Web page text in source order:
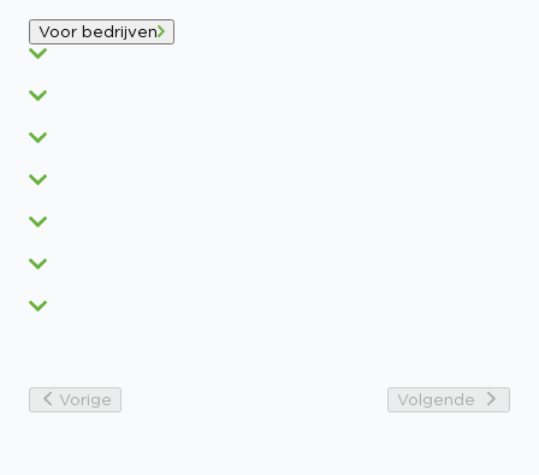
Voor bedrijven
Vorige Volgende